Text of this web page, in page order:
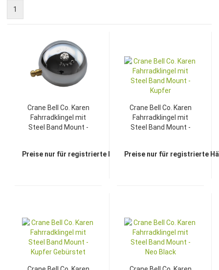
1
Crane Bell Co. Karen
Fahrradklingel mit
Steel Band Mount -
Preise nur für registrierte Händler sichtbar
Crane Bell Co. Karen
Fahrradklingel mit
Steel Band Mount -
Preise nur für registrierte